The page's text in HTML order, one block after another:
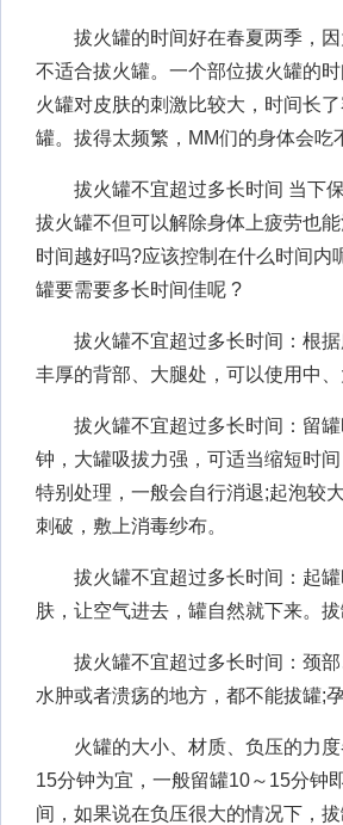
拔火罐的时间好在春夏两季，因
不适合拔火罐。一个部位拔火罐的
火罐对皮肤的刺激比较大，时间长
罐。拔得太频繁，MM们的身体会
拔火罐不宜超过多长时间 当下保
拔火罐不但可以解除身体上疲劳也
时间越好吗?应该控制在什么时间
罐要需要多长时间佳呢 ?
拔火罐不宜超过多长时间：根据
丰厚的背部、大腿处，可以使用中
拔火罐不宜超过多长时间：留罐
钟，大罐吸拔力强，可适当缩短时
特别处理，一般会自行消退;起泡较
刺破，敷上消毒纱布。
拔火罐不宜超过多长时间：起罐
肤，让空气进去，罐自然就下来。
拔火罐不宜超过多长时间：颈部
水肿或者溃疡的地方，都不能拔罐;
火罐的大小、材质、负压的力度
15分钟为宜，一般留罐10～15分钟
间，如果说在负压很大的情况下，